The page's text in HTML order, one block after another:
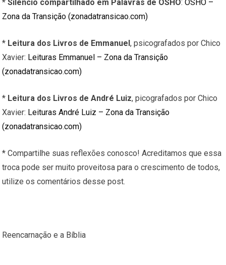
*Silêncio compartilhado em Palavras de OSHO:OSHO –
Zona da Transição (zonadatransicao.com)
* Leitura dos Livros de Emmanuel, psicografados por Chico
Xavier: Leituras Emmanuel – Zona da Transição
(zonadatransicao.com)
* Leitura dos Livros de André Luiz, picografados por Chico
Xavier: Leituras André Luiz – Zona da Transição
(zonadatransicao.com)
* Compartilhe suas reflexões conosco! Acreditamos que essa
troca pode ser muito proveitosa para o crescimento de todos,
utilize os comentários desse post.
Reencarnação e a Bíblia